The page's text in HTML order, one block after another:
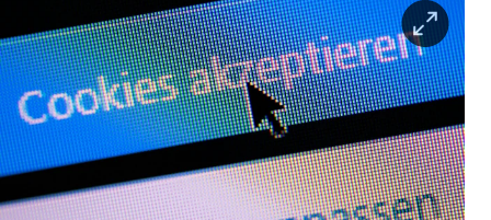
berlin
nord
wahrheit
verlag